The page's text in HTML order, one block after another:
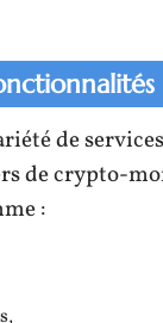
de
de crypto-
: